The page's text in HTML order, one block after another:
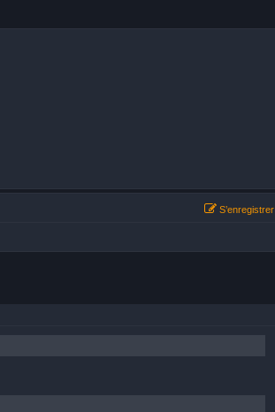
S’enregistrer